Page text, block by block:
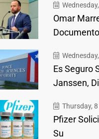
Omar
Es Seguro
Janssen,
Thursday,
Pfizer
Su